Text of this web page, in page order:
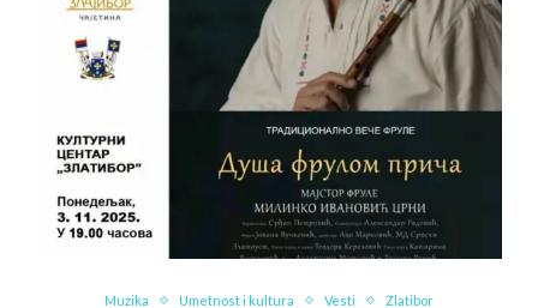
Muzika Umetnost i kultura Vesti Zlatibor